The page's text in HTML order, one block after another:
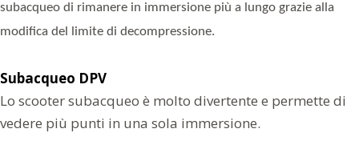
subacqueo di rimanere in immersione più a lungo grazie alla
modifica del limite di decompressione.
Subacqueo DPV
Lo scooter subacqueo è molto divertente e permette di
vedere più punti in una sola immersione.